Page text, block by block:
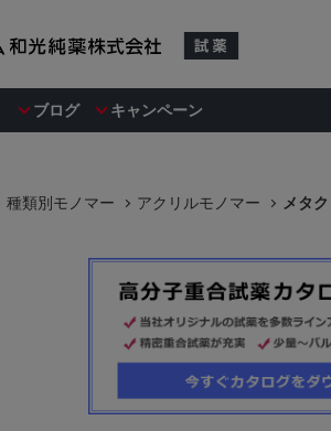
ブログ キャンペーン
種類別モノマー アクリルモノマー メタ